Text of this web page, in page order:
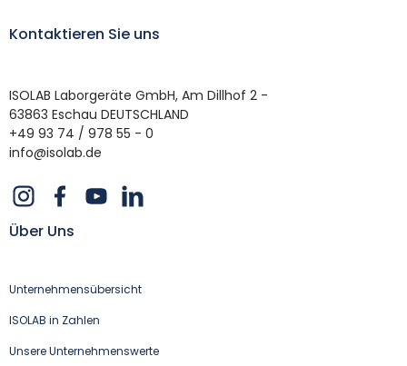
Kontaktieren Sie uns
ISOLAB Laborgeräte GmbH, Am Dillhof 2 -
63863 Eschau DEUTSCHLAND
+49 93 74 / 978 55 - 0
info@isolab.de
Über Uns
Unternehmensübersicht
ISOLAB in Zahlen
Unsere Unternehmenswerte